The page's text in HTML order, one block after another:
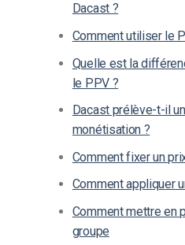
Dacast ?
Comment utiliser le
Quelle est la
le PPV ?
Dacast prélève-t-il
monétisation ?
Comment fixer un
Comment appliquer
Comment mettre en
groupe